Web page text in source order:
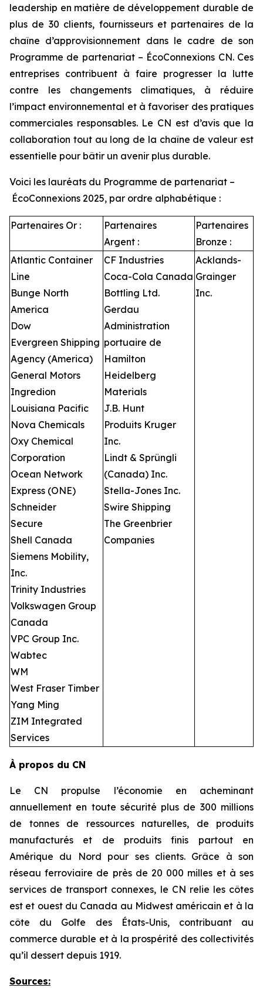
leadership en matière de développement durable de
plus de 30 clients, fournisseurs et partenaires de la
chaîne d’approvisionnement dans le cadre de son
Programme de partenariat – ÉcoConnexions CN. Ces
entreprises contribuent à faire progresser la lutte
contre les changements climatiques, à réduire
l’impact environnemental et à favoriser des pratiques
commerciales responsables. Le CN est d’avis que la
collaboration tout au long de la chaîne de valeur est
essentielle pour bâtir un avenir plus durable.
Voici les lauréats du Programme de partenariat –
ÉcoConnexions 2025, par ordre alphabétique :
Partenaires Or :
Partenaires
Argent :
Partenaires
Bronze :
Atlantic Container
Line
Bunge North
America
Dow
Evergreen Shipping
Agency (America)
General Motors
Ingredion
Louisiana Pacific
Nova Chemicals
Oxy Chemical
Corporation
Ocean Network
Express (ONE)
Schneider
Secure
Shell Canada
Siemens Mobility,
Inc.
Trinity Industries
Volkswagen Group
Canada
VPC Group Inc.
Wabtec
WM
West Fraser Timber
Yang Ming
ZIM Integrated
Services
CF Industries
Coca-Cola Canada
Bottling Ltd.
Gerdau
Administration
portuaire de
Hamilton
Heidelberg
Materials
J.B. Hunt
Produits Kruger
Inc.
Lindt & Sprüngli
(Canada) Inc.
Stella-Jones Inc.
Swire Shipping
The Greenbrier
Companies
Acklands-
Grainger
Inc.
À propos du CN
Le CN propulse l’économie en acheminant
annuellement en toute sécurité plus de 300 millions
de tonnes de ressources naturelles, de produits
manufacturés et de produits finis partout en
Amérique du Nord pour ses clients. Grâce à son
réseau ferroviaire de près de 20 000 milles et à ses
services de transport connexes, le CN relie les côtes
est et ouest du Canada au Midwest américain et à la
côte du Golfe des États-Unis, contribuant au
commerce durable et à la prospérité des collectivités
qu’il dessert depuis 1919.
Sources: